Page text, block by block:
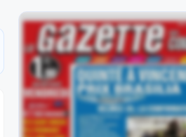
JUILLET 31, 2026 20
Nelliedonado : Programmée
elle a débuté par une probante
JUILLET 29, 2026 19
Ram Sea : Acheté aux ventes
d’une carrière